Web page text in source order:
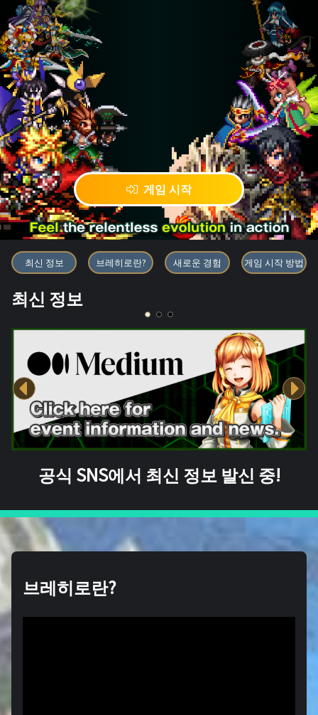
게임 시작
블록체인 게임 「BRAVE
최신 정보 브레히로란? 새로운 경험 게임 시작 방법
최신 정보
공식 SNS에서 최신 정보 발신 중!
브레히로란?